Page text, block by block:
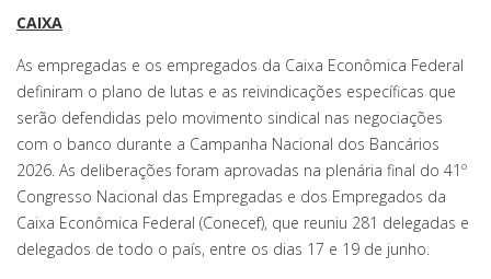
CAIXA
As empregadas e os empregados da Caixa Econômica Federal
definiram o plano de lutas e as reivindicações específicas que
serão defendidas pelo movimento sindical nas negociações
com o banco durante a Campanha Nacional dos Bancários
2026. As deliberações foram aprovadas na plenária final do 41º
Congresso Nacional das Empregadas e dos Empregados da
Caixa Econômica Federal (Conecef), que reuniu 281 delegadas e
delegados de todo o país, entre os dias 17 e 19 de junho.